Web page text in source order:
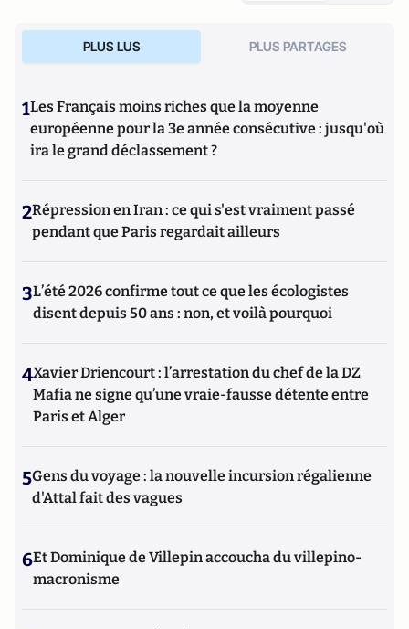
PLUS LUS PLUS PARTAGES
1Les Français moins riches que la moyenne
européenne pour la 3e année consécutive : jusqu'où
ira le grand déclassement ?
2Répression en Iran : ce qui s'est vraiment passé
pendant que Paris regardait ailleurs
3L’été 2026 confirme tout ce que les écologistes
disent depuis 50 ans : non, et voilà pourquoi
4Xavier Driencourt : l’arrestation du chef de la DZ
Mafia ne signe qu’une vraie-fausse détente entre
Paris et Alger
5Gens du voyage : la nouvelle incursion régalienne
d'Attal fait des vagues
6Et Dominique de Villepin accoucha du villepino-
macronisme